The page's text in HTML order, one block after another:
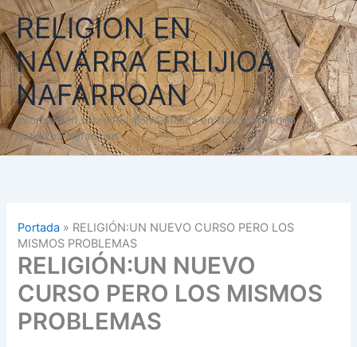
Ir
al
contenido
RELIGION EN
NAVARRA ERLIJIOA
NAFARROAN
Información sobre Religión Católica en Navarra - Erlijio
Katolikoa Nafarroan
Portada » RELIGIÓN:UN NUEVO CURSO PERO LOS
MISMOS PROBLEMAS
RELIGIÓN:UN NUEVO
CURSO PERO LOS MISMOS
PROBLEMAS